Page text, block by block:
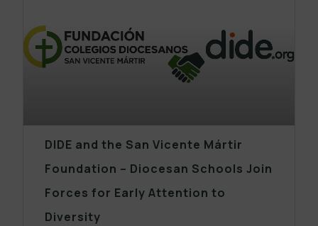
DIDE and the San Vicente Mártir
Foundation – Diocesan Schools Join
Forces for Early Attention to
Diversity